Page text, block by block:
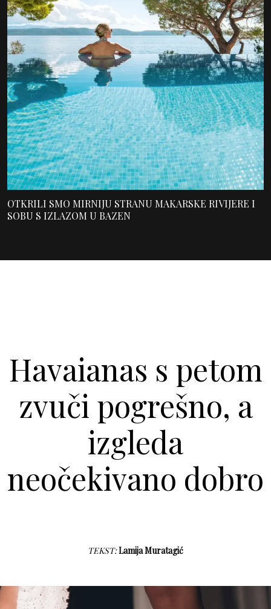
OTKRILI SMO MIRNIJU STRANU MAKARSKE RIVIJERE I
SOBU S IZLAZOM U BAZEN
Havaianas s petom
zvuči pogrešno, a
izgleda
neočekivano dobro
TEKST:Lamija Muratagić